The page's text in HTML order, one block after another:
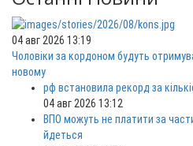
04 авг 2026 13:19
Чоловіки за кордоном будуть
новому
рф встановила рекорд за
04 авг 2026 13:12
ВПО можуть не платити за
йдеться